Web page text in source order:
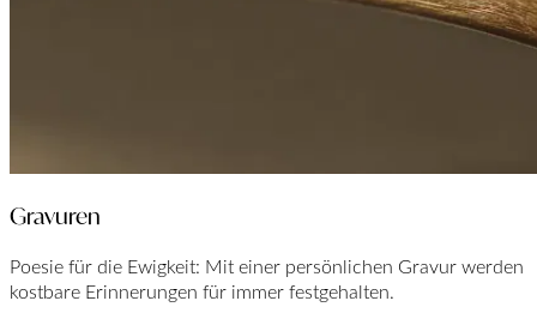
Gravuren
Poesie für die Ewigkeit: Mit einer persönlichen Gravur werden
kostbare Erinnerungen für immer festgehalten.